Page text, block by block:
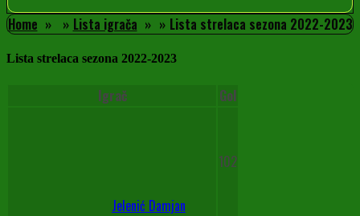
Home Lista igrača Lista strelaca sezona 2022-2023
Lista strelaca sezona 2022-2023
Igrač Gol
Jelenić Damjan
102